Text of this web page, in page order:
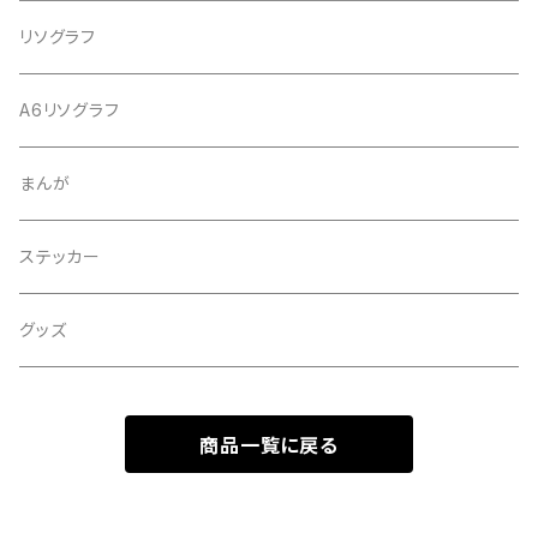
リソグラフ
A6リソグラフ
まんが
ステッカー
グッズ
商品一覧に戻る